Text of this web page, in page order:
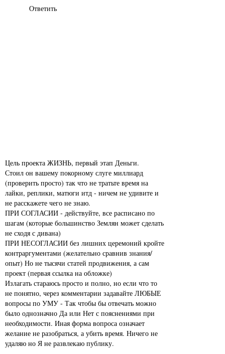
Ответить
Цель проекта ЖИЗНЬ, первый этап Деньги.
Стоил он вашему покорному слуге миллиард
(проверить просто) так что не тратьте время на
лайки, реплики, матюги итд - ничем не удивите и
не расскажете чего не знаю.
ПРИ СОГЛАСИИ - действуйте, все расписано по
шагам (которые большинство Землян может сделать
не сходя с дивана)
ПРИ НЕСОГЛАСИИ без лишних церемоний кройте
контраргументами (желательно сравнив знания/
опыт) Но не тысячи статей продвижения, а сам
проект (первая ссылка на обложке)
Излагать стараюсь просто и полно, но если что то
не понятно, через комментарии задавайте ЛЮБЫЕ
вопросы по УМУ - Так чтобы бы отвечать можно
было однозначно Да или Нет с пояснениями при
необходимости. Иная форма вопроса означает
желание не разобраться, а убить время. Ничего не
удаляю но Я не развлекаю публику.